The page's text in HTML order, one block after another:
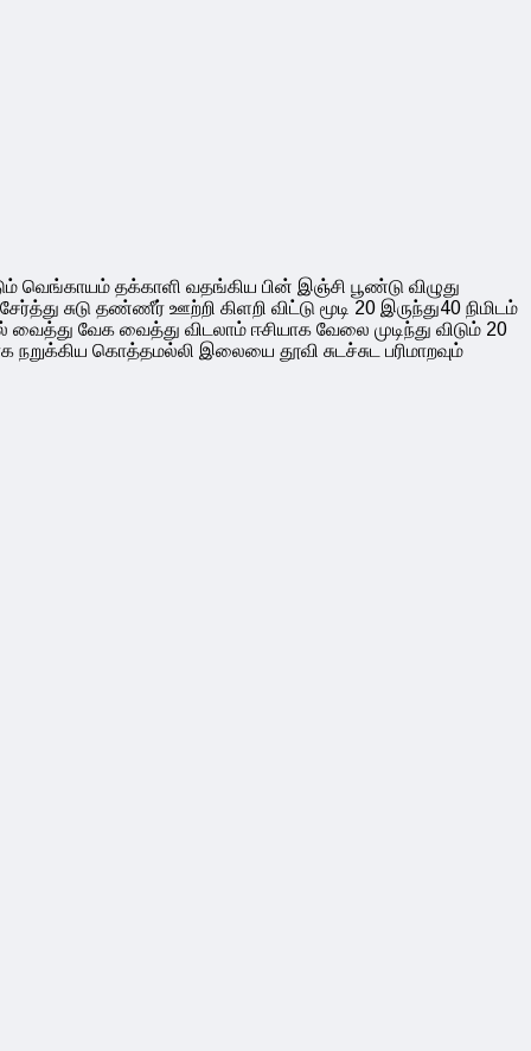
தக்காளி வதங்கிய பின் இஞ்சி பூண்டு விழுது
சுடு தண்ணீர் ஊற்றி கிளறி விட்டு மூடி 20 இருந்து40 நிமிடம்
வேக வைத்து விடலாம் ஈசியாக வேலை முடிந்து விடும் 20
நறுக்கிய கொத்தமல்லி இலையை தூவி சுடச்சுட பரிமாறவும்